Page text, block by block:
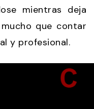
mientras deja
que contar
y profesional.